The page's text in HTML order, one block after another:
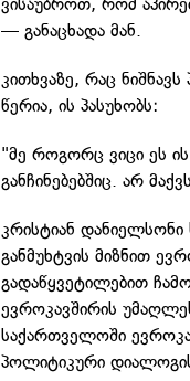
— განაცხადა მან.
კითხვაზე, რაც
წერია, ის პასუხობს:
"მე როგორც ვიცი ეს
განჩინებებშიც. არ
კრისტიან
განმუხტვის მიზნით
გადაწყვეტილებით
ევროკავშირის
საქართველოში
პოლიტიკური